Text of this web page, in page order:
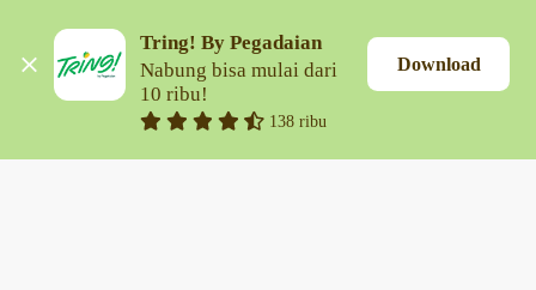
Tring! By Pegadaian
Nabung bisa mulai dari
10 ribu!
138 ribu
Download